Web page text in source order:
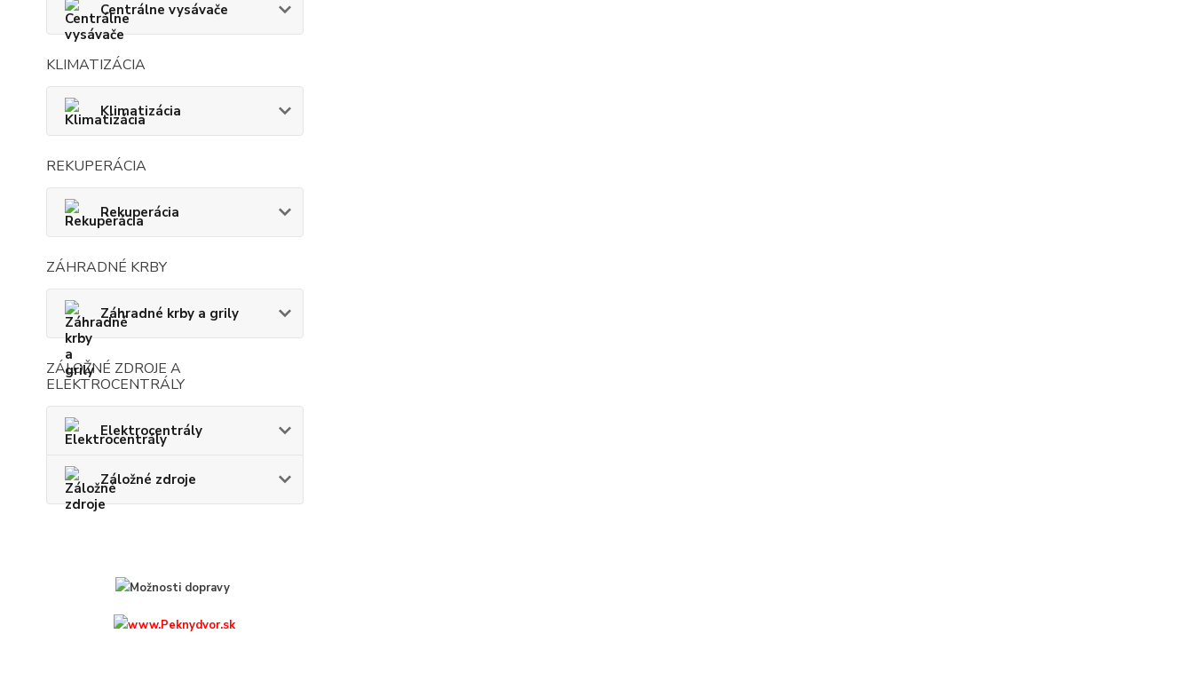
Centrálne vysávače
KLIMATIZÁCIA
Klimatizácia
REKUPERÁCIA
Rekuperácia
ZÁHRADNÉ KRBY
Záhradné krby a grily
ZÁLOŽNÉ ZDROJE A
ELEKTROCENTRÁLY
Elektrocentrály
Záložné zdroje